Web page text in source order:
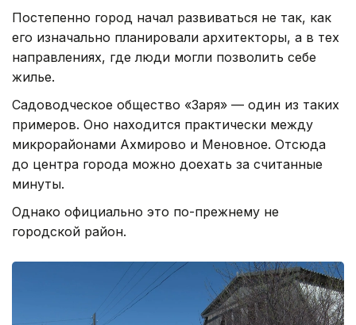
Постепенно город начал развиваться не так, как
его изначально планировали архитекторы, а в тех
направлениях, где люди могли позволить себе
жилье.
Садоводческое общество «Заря» — один из таких
примеров. Оно находится практически между
микрорайонами Ахмирово и Меновное. Отсюда
до центра города можно доехать за считанные
минуты.
Однако официально это по-прежнему не
городской район.